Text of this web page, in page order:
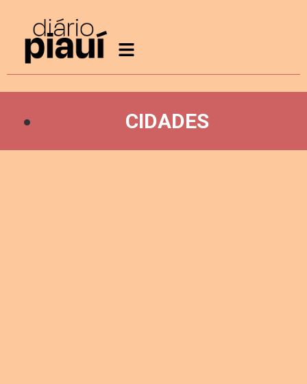
CIDADES